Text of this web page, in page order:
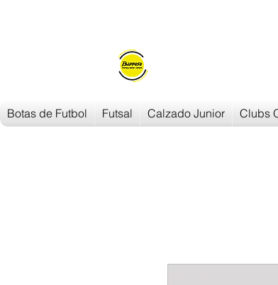
Botas de Futbol Futsal Calzado Junior Clubs